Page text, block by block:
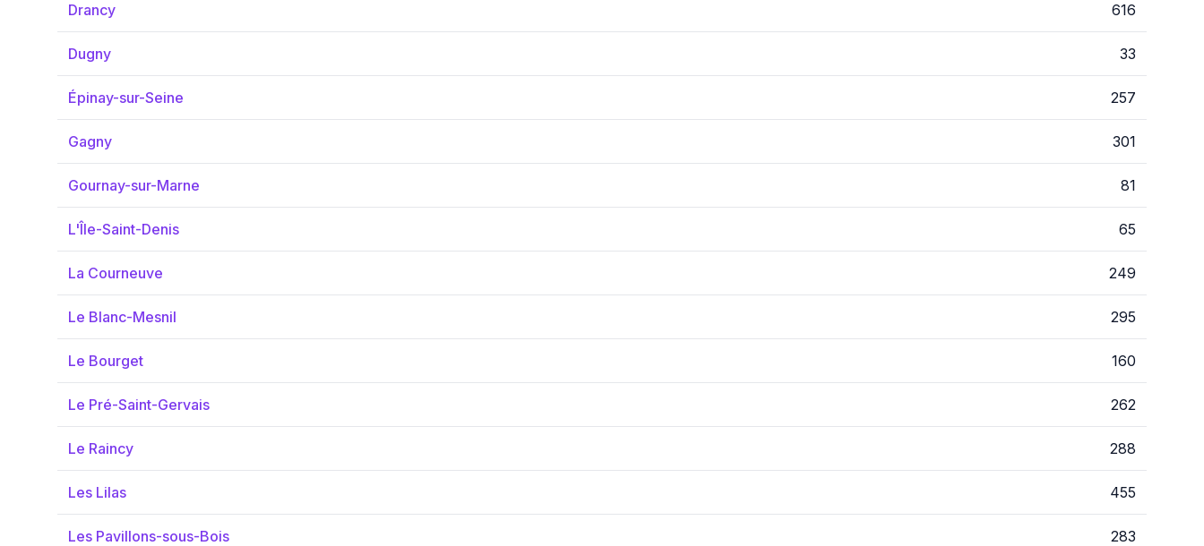
Drancy 616
Dugny 33
Épinay-sur-Seine 257
Gagny 301
Gournay-sur-Marne 81
L'Île-Saint-Denis 65
La Courneuve 249
Le Blanc-Mesnil 295
Le Bourget 160
Le Pré-Saint-Gervais 262
Le Raincy 288
Les Lilas 455
Les Pavillons-sous-Bois 283